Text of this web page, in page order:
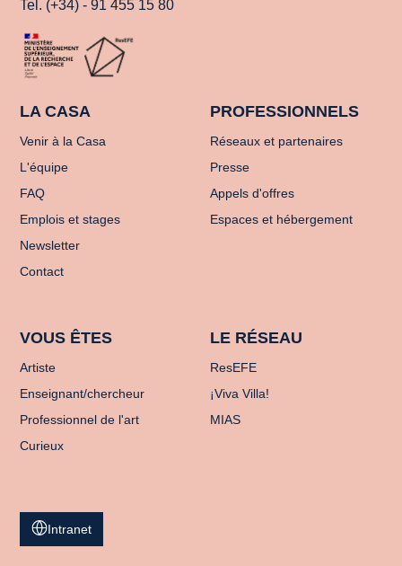
Tel. (+34) - 91 455 15 80
LA CASA
Venir à la Casa
L'équipe
FAQ
Emplois et stages
Newsletter
Contact
PROFESSIONNELS
Réseaux et partenaires
Presse
Appels d'offres
Espaces et hébergement
VOUS ÊTES
Artiste
Enseignant/chercheur
Professionnel de l'art
Curieux
LE RÉSEAU
ResEFE
¡Viva Villa!
MIAS
Intranet